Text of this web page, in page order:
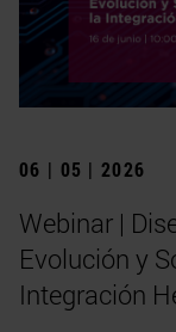
06 | 05 | 2026
Webinar |
Evolución y
Integración